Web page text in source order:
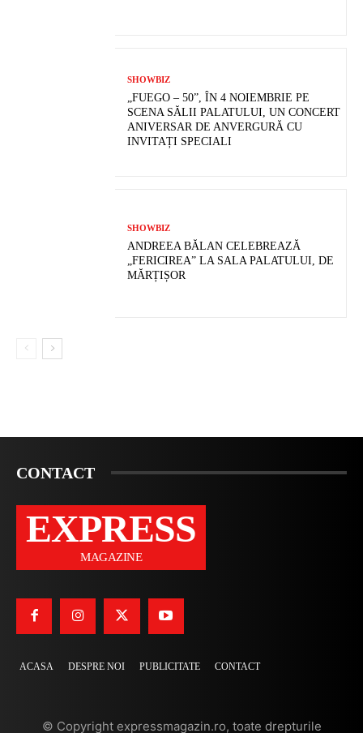
SHOWBIZ
„FUEGO – 50”, ÎN 4 NOIEMBRIE PE
SCENA SĂLII PALATULUI, UN CONCERT
ANIVERSAR DE ANVERGURĂ CU
INVITAȚI SPECIALI
SHOWBIZ
ANDREEA BĂLAN CELEBREAZĂ
„FERICIREA” LA SALA PALATULUI, DE
MĂRȚIȘOR
CONTACT
EXPRESS
MAGAZINE
ACASA DESPRE NOI PUBLICITATE CONTACT
© Copyright expressmagazin.ro, toate drepturile